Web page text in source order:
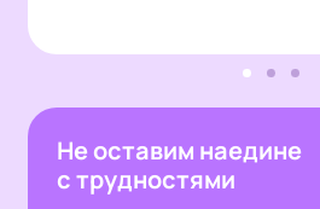
Не оставим наедине
с трудностями